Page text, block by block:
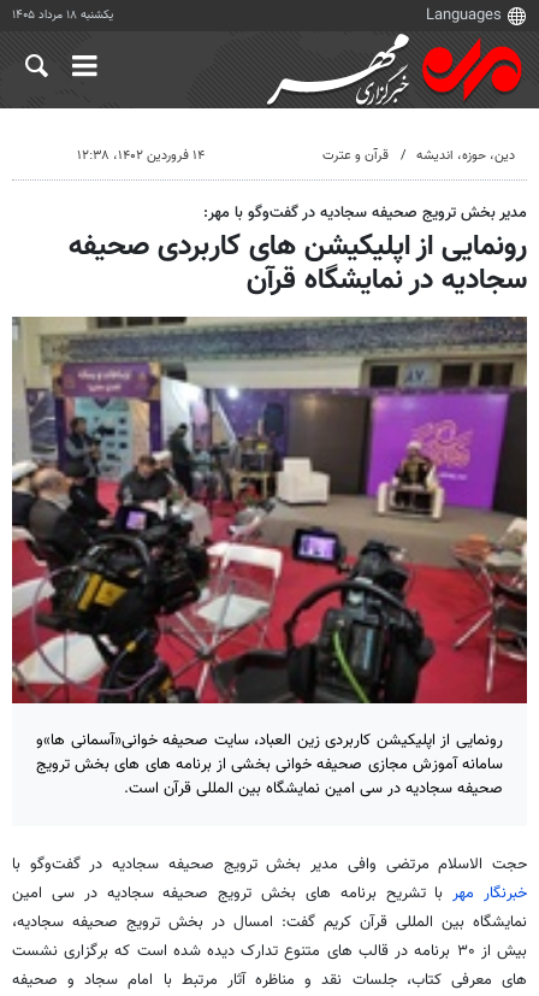
یکشنبه ۱۸ مرداد ۱۴۰۵
دين، حوزه، انديشه قرآن و عترت ۱۴ فروردین ۱۴۰۲، ۱۲:۳۸
مدیر بخش ترویج صحیفه سجادیه در گفت‌وگو با مهر:
رونمایی از اپلیکیشن های کاربردی صحیفه
سجادیه در نمایشگاه قرآن
رونمایی از اپلیکیشن کاربردی زین العباد، سایت صحیفه خوانی«آسمانی ها»و
سامانه آموزش مجازی صحیفه خوانی بخشی از برنامه های های بخش ترویج
صحیفه سجادیه در سی امین نمایشگاه بین المللی قرآن است.
حجت الاسلام مرتضی وافی مدیر بخش ترویج صحیفه سجادیه در گفت‌وگو با
خبرنگار مهربا تشریح برنامه های بخش ترویج صحیفه سجادیه در سی امین
نمایشگاه بین المللی قرآن کریم گفت: امسال در بخش ترویج صحیفه سجادیه،
بیش از ۳۰ برنامه در قالب های متنوع تدارک دیده شده است که برگزاری نشست
های معرفی کتاب، جلسات نقد و مناظره آثار مرتبط با امام سجاد و صحیفه